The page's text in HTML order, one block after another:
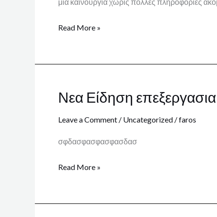
Read More »
Νεα Είδηση επεξεργασια
Leave a Comment / Uncategorized /faros
σφδασφασφασφασδασ
Νεα
επεξεργασια
Read More »